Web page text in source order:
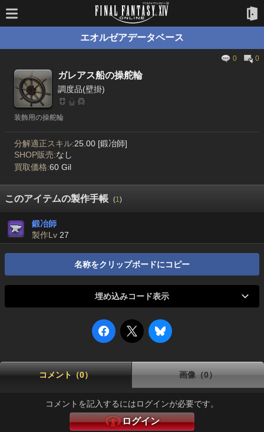
エオルゼアデータベース
0 0
ガレアス船の操舵輪
調度品(壁掛)
装飾用の操舵輪
分解適正スキル:25.00 [鍛冶師]
SHOP販売:なし
買取価格:60 Gil
このアイテムの製作手帳 (1)
鍛冶師
製作Lv 27
名称をクリップボードにコピー
埋め込みコード表示
コメント（0） 画像（0）
コメントを記入するにはログインが必要です。
ログイン